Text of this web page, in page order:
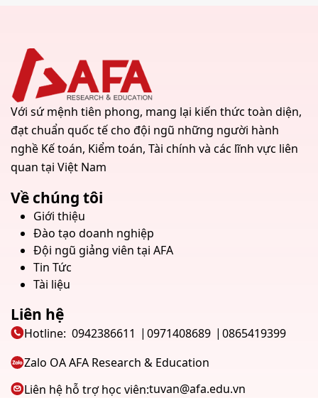
Với sứ mệnh tiên phong, mang lại kiến thức toàn diện,
đạt chuẩn quốc tế cho đội ngũ những người hành
nghề Kế toán, Kiểm toán, Tài chính và các lĩnh vực liên
quan tại Việt Nam
Về chúng tôi
Giới thiệu
Đào tạo doanh nghiệp
Đội ngũ giảng viên tại AFA
Tin Tức
Tài liệu
Liên hệ
Hotline: 0942386611 0971408689
0865419399
Zalo OA AFA Research & Education
Liên hệ hỗ trợ học viên:tuvan@afa.edu.vn